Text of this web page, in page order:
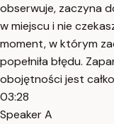
obserwuje, zaczyna
w miejscu i nie
moment, w którym
popełniła błędu.
obojętności jest
03:28
Speaker A